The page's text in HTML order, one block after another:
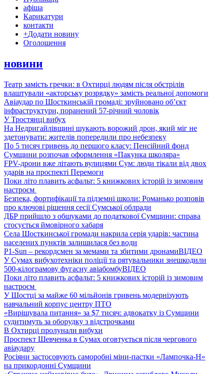
афіша
Карикатури
контакти
+Додати новину
Оголошення
новини
Театр замість гречки: в Охтирці людям після обстрілів
влаштували «акторську розрядку» замість реальної допомоги
Авіаудар по Шосткинській громаді: зруйновано об’єкт
інфраструктури, поранений 57-річний чоловік
У Тростянці вибух
На Недригайлівщині шукають ворожий дрон, який міг не
здетонувати: жителів попередили про небезпеку
По 5 тисяч гривень до першого класу: Пенсійний фонд
Сумщини розпочав оформлення «Пакунка школяра»
FPV-дрони вже літають вулицями Сум: люди тікали від двох
ударів на проспекті Перемоги
Поки літо плавить асфальт: 5 книжкових історій із зимовим
настроєм
Безпека, фортифікації та підземні школи: Романько розповів
про ключові рішення сесії Сумської облради
ДБР прийшло з обшуками до податкової Сумщини: справа
стосується ймовірного хабаря
Села Шосткинської громади накрила серія ударів: частина
населених пунктів залишилася без води
P1-Sun – рекордсмен за мемами та збитими дронамиВІДЕО
У Сумах вибухотехніки поліції та рятувальники знешкодили
500-кілограмову фугасну авіабомбуВІДЕО
Поки літо плавить асфальт: 5 книжкових історій із зимовим
настроєм
У Шостці за майже 60 мільйонів гривень модернізують
навчальний корпус центру ПТО
«Вирішувала питання» за $7 тисяч: адвокатку із Сумщини
судитимуть за оборудку з відстрочками
В Охтирці пролунали вибухи
Проспект Шевченка в Сумах оговтується після чергового
авіаудару
Росіяни застосовують саморобні міни-пастки «Лампочка-Н»
на прикордонні Сумщини